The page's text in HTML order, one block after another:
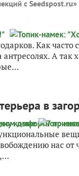
с Seedspost.ru»
Как часто
А так
в
нас от